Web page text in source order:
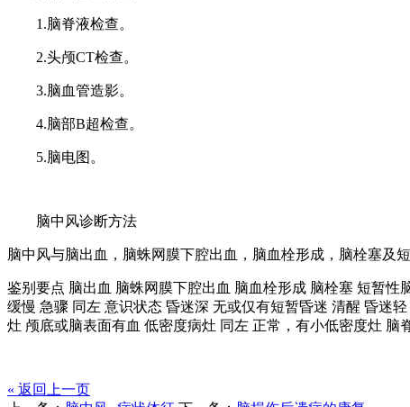
1.脑脊液检查。
2.头颅CT检查。
3.脑血管造影。
4.脑部B超检查。
5.脑电图。
脑中风诊断方法
脑中风与脑出血，脑蛛网膜下腔出血，脑血栓形成，脑栓塞及
鉴别要点 脑出血 脑蛛网膜下腔出血 脑血栓形成 脑栓塞 短暂
缓慢 急骤 同左 意识状态 昏迷深 无或仅有短暂昏迷 清醒 昏迷
灶 颅底或脑表面有血 低密度病灶 同左 正常，有小低密度灶 脑
« 返回上一页